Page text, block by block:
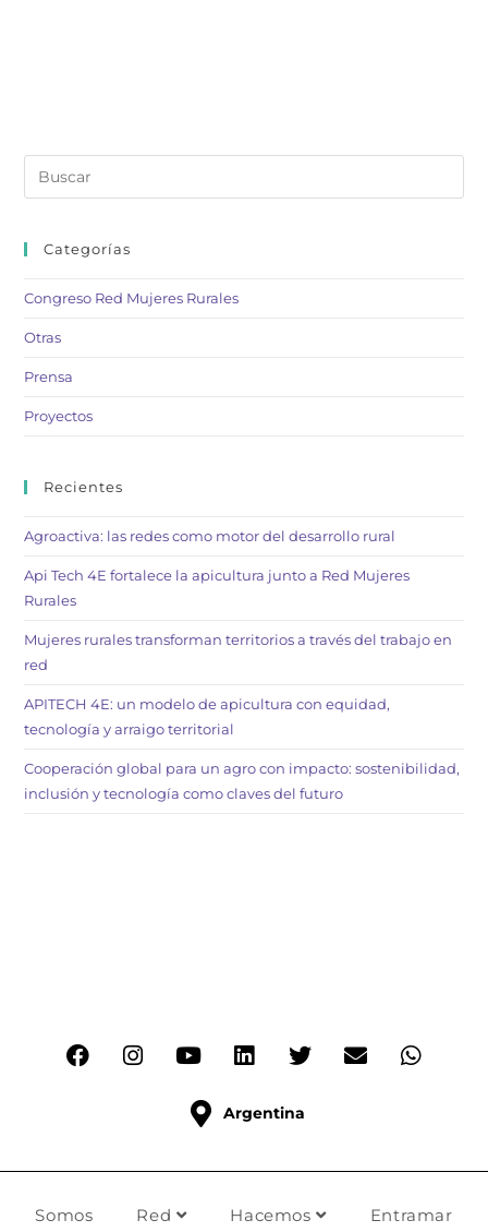
Categorías
Congreso Red Mujeres Rurales
Otras
Prensa
Proyectos
Recientes
Agroactiva: las redes como motor del desarrollo rural
Api Tech 4E fortalece la apicultura junto a Red Mujeres
Rurales
Mujeres rurales transforman territorios a través del trabajo en
red
APITECH 4E: un modelo de apicultura con equidad,
tecnología y arraigo territorial
Cooperación global para un agro con impacto: sostenibilidad,
inclusión y tecnología como claves del futuro
Argentina
Somos Red Hacemos Entramar